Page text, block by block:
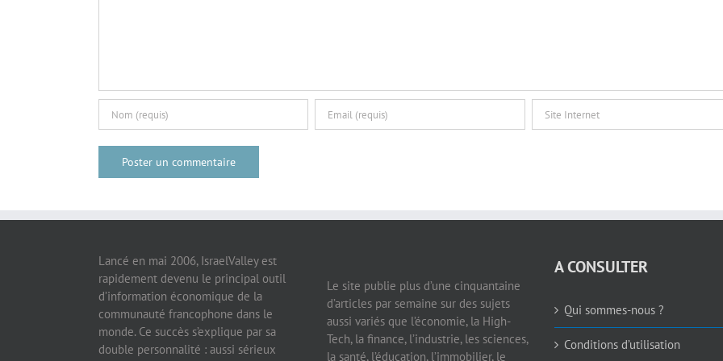
Lancé en mai 2006, IsraelValley est
rapidement devenu le principal outil
d’information économique de la
communauté francophone dans le
monde. Ce succès s’explique par sa
double personnalité : aussi sérieux
Le site publie plus d’une cinquantaine
d’articles par semaine sur des sujets
aussi variés que l’économie, la High-
Tech, la finance, l’industrie, les sciences,
la santé, l’éducation, l’immobilier, le
A CONSULTER
Qui sommes-nous ?
Conditions d’utilisation